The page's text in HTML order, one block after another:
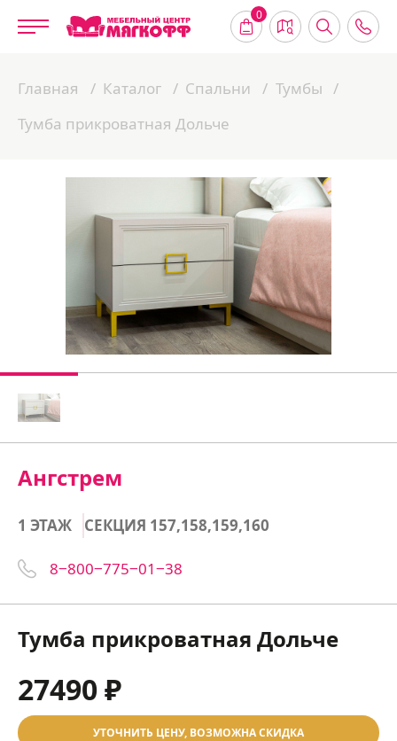
0
Главная Каталог Спальни
Тумбы
Тумба прикроватная Дольче
Ангстрем
1 ЭТАЖ СЕКЦИЯ 157,158,159,160
8‒800‒775‒01‒38
Тумба прикроватная Дольче
27490 ₽
УТОЧНИТЬ ЦЕНУ, ВОЗМОЖНА СКИДКА